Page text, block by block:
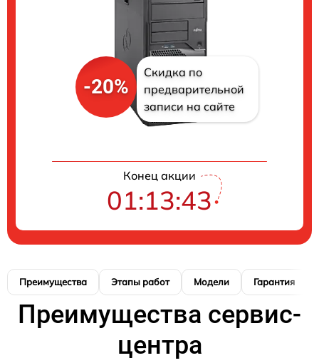
-20%
Скидка по
предварительной
записи на сайте
Конец акции
01:13:42
Преимущества Этапы работ Модели Гарантия
Преимущества сервис-
центра